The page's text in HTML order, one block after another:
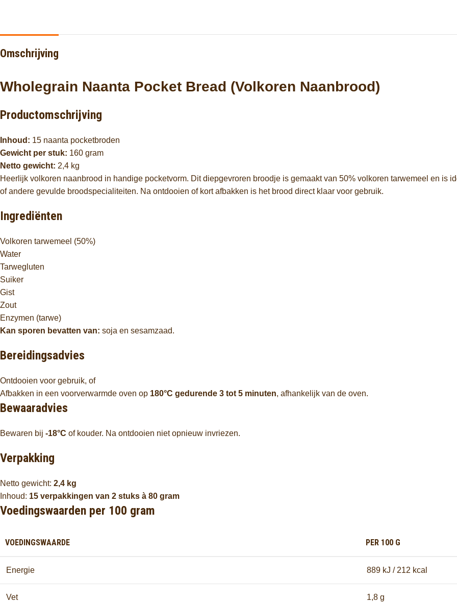
Omschrijving
Wholegrain Naanta Pocket Bread (Volkoren Naanbrood)
Productomschrijving
Inhoud: 15 naanta pocketbroden
Gewicht per stuk: 160 gram
Netto gewicht: 2,4 kg
Heerlijk volkoren naanbrood in handige pocketvorm. Dit diepgevroren broodje is gemaakt van 50% volkoren tarwemeel en is
of andere gevulde broodspecialiteiten. Na ontdooien of kort afbakken is het brood direct klaar voor gebruik.
Ingrediënten
Volkoren tarwemeel (50%)
Water
Tarwegluten
Suiker
Gist
Zout
Enzymen (tarwe)
Kan sporen bevatten van: soja en sesamzaad.
Bereidingsadvies
Ontdooien voor gebruik, of
Afbakken in een voorverwarmde oven op 180°C gedurende 3 tot 5 minuten, afhankelijk van de oven.
Bewaaradvies
Bewaren bij -18°C of kouder. Na ontdooien niet opnieuw invriezen.
Verpakking
Netto gewicht: 2,4 kg
Inhoud: 15 verpakkingen van 2 stuks à 80 gram
Voedingswaarden per 100 gram
VOEDINGSWAARDE PER 100 G
Energie 889 kJ / 212 kcal
Vet 1,8 g